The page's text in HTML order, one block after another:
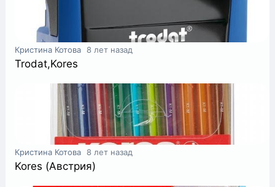
Кристина Котова 8 лет назад
Trodat,Kores
Кристина Котова 8 лет назад
Kores (Австрия)